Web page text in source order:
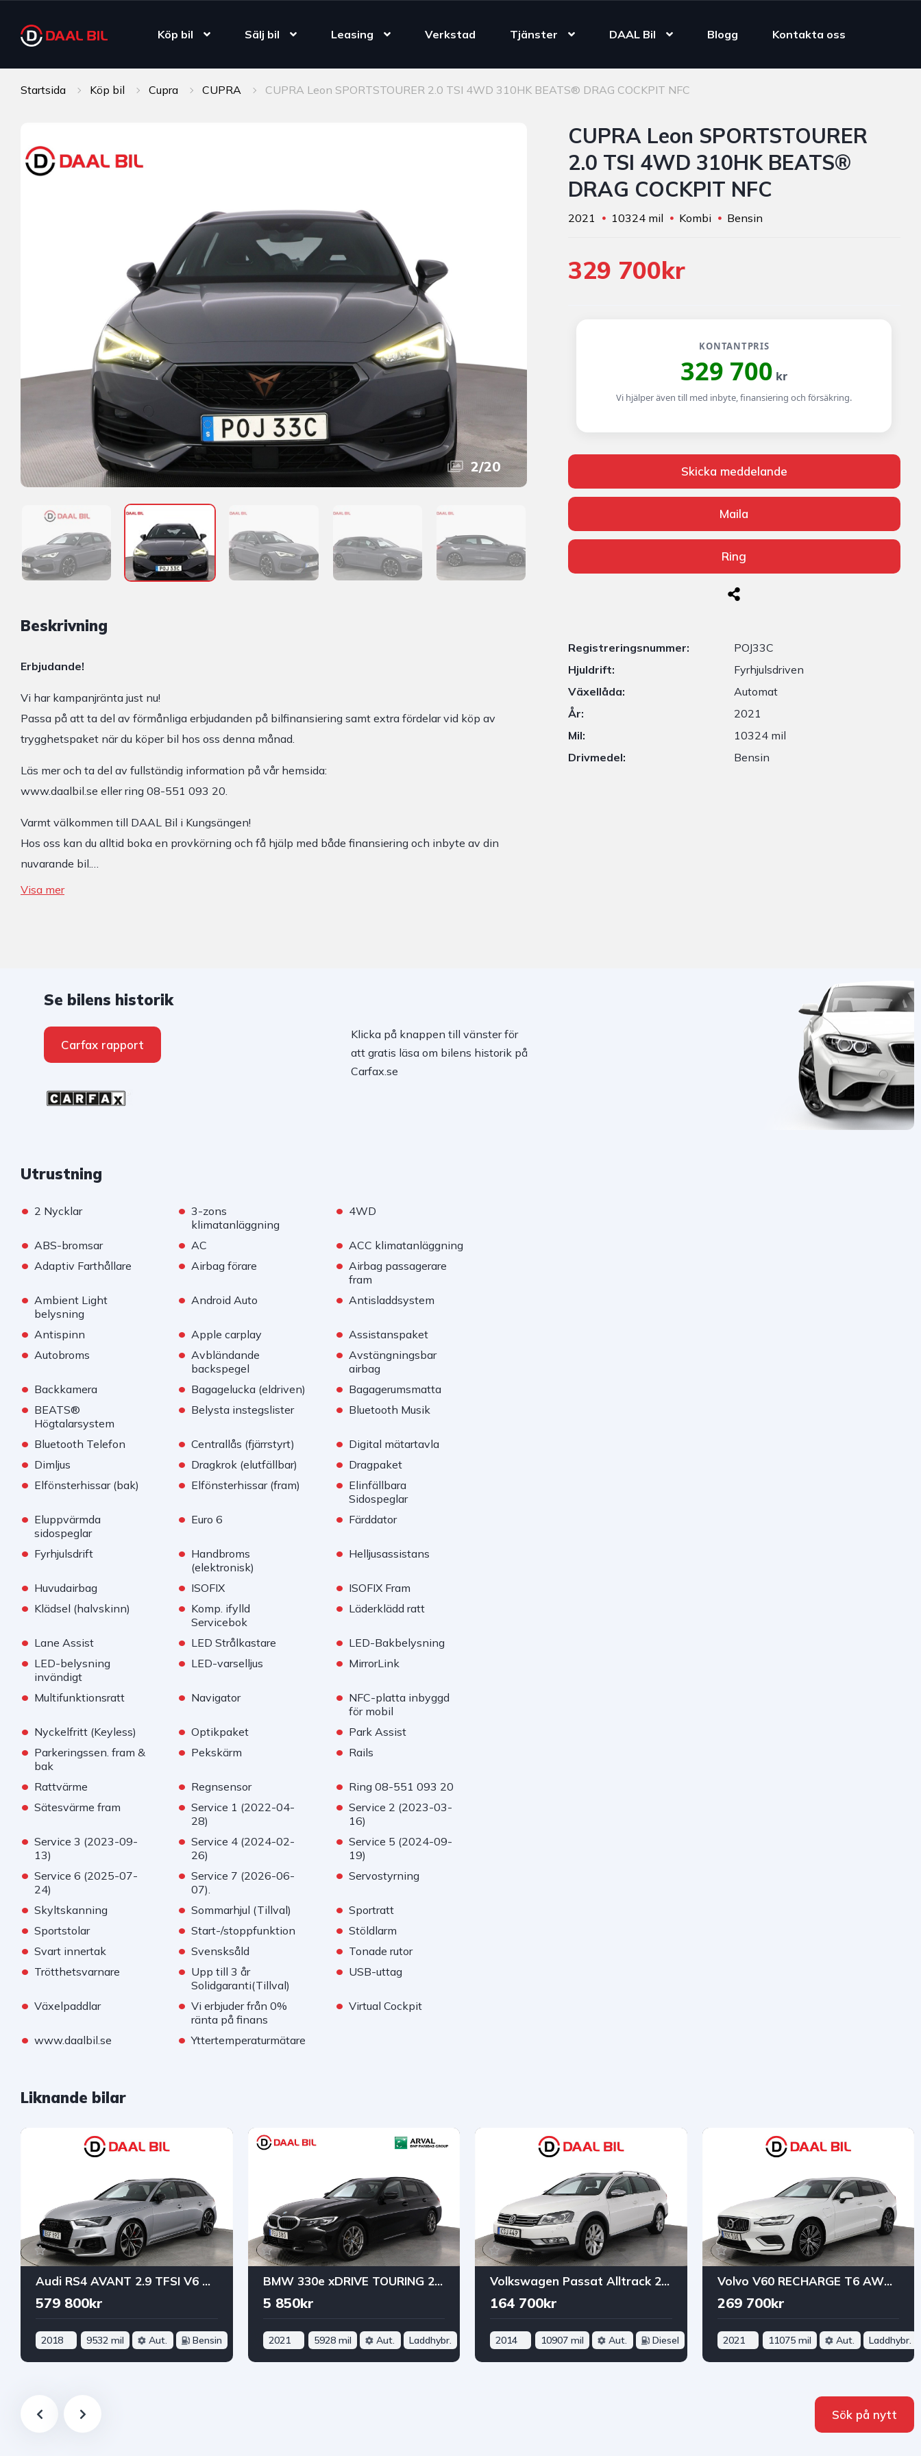
Köp bil Sälj bil Leasing Verkstad Tjänster DAAL Bil Blogg Kontakta oss
Startsida Köp bil Cupra CUPRA CUPRA Leon SPORTSTOURER 2.0 TSI 4WD 310HK BEATS® DRAG COCKPIT NFC
2/20
Beskrivning
Erbjudande!
Vi har kampanjränta just nu!
Passa på att ta del av förmånliga erbjudanden på bilfinansiering samt extra fördelar vid köp av
trygghetspaket när du köper bil hos oss denna månad.
Läs mer och ta del av fullständig information på vår hemsida:
www.daalbil.se eller ring 08-551 093 20.
Varmt välkommen till DAAL Bil i Kungsängen!
Hos oss kan du alltid boka en provkörning och få hjälp med både finansiering och inbyte av din
nuvarande bil.…
Visa mer
CUPRA Leon SPORTSTOURER
2.0 TSI 4WD 310HK BEATS®
DRAG COCKPIT NFC
2021 10324 mil Kombi Bensin
329 700kr
KONTANTPRIS
329 700 kr
Vi hjälper även till med inbyte, finansiering och försäkring.
Skicka meddelande
Maila
Ring
Registreringsnummer:
POJ33C
Hjuldrift:
Fyrhjulsdriven
Växellåda:
Automat
År:
2021
Mil:
10324 mil
Drivmedel:
Bensin
Se bilens historik
Carfax rapport
Klicka på knappen till vänster för
att gratis läsa om bilens historik på
Carfax.se
Utrustning
• 2 Nycklar • 3-zons
klimatanläggning
• 4WD
• ABS-bromsar • AC • ACC klimatanläggning
• Adaptiv Farthållare • Airbag förare • Airbag passagerare
fram
• Ambient Light
belysning
• Android Auto • Antisladdsystem
• Antispinn • Apple carplay • Assistanspaket
• Autobroms • Avbländande
backspegel
• Avstängningsbar
airbag
• Backkamera • Bagagelucka (eldriven) • Bagagerumsmatta
• BEATS®
Högtalarsystem
• Belysta instegslister • Bluetooth Musik
• Bluetooth Telefon • Centrallås (fjärrstyrt) • Digital mätartavla
• Dimljus • Dragkrok (elutfällbar) • Dragpaket
• Elfönsterhissar (bak) • Elfönsterhissar (fram) • Elinfällbara
Sidospeglar
• Eluppvärmda
sidospeglar
• Euro 6 • Färddator
• Fyrhjulsdrift • Handbroms
(elektronisk)
• Helljusassistans
• Huvudairbag • ISOFIX • ISOFIX Fram
• Klädsel (halvskinn) • Komp. ifylld
Servicebok
• Läderklädd ratt
• Lane Assist • LED Strålkastare • LED-Bakbelysning
• LED-belysning
invändigt
• LED-varselljus • MirrorLink
• Multifunktionsratt • Navigator • NFC-platta inbyggd
för mobil
• Nyckelfritt (Keyless) • Optikpaket • Park Assist
• Parkeringssen. fram &
bak
• Pekskärm • Rails
• Rattvärme • Regnsensor • Ring 08-551 093 20
• Sätesvärme fram • Service 1 (2022-04-
28)
• Service 2 (2023-03-
16)
• Service 3 (2023-09-
13)
• Service 4 (2024-02-
26)
• Service 5 (2024-09-
19)
• Service 6 (2025-07-
24)
• Service 7 (2026-06-
07).
• Servostyrning
• Skyltskanning • Sommarhjul (Tillval) • Sportratt
• Sportstolar • Start-/stoppfunktion • Stöldlarm
• Svart innertak • Svensksåld • Tonade rutor
• Trötthetsvarnare • Upp till 3 år
Solidgaranti(Tillval)
• USB-uttag
• Växelpaddlar • Vi erbjuder från 0%
ränta på finans
• Virtual Cockpit
• www.daalbil.se • Yttertemperaturmätare
Liknande bilar
Audi RS4 AVANT 2.9 TFSI V6 QUATTRO 450HK PANO B&O® B-KAM 3-ZON
579 800kr
2018 9532 mil Aut. Bensin
BMW 330e xDRIVE TOURING 292HK SPORT LINE PRIVAT/FÖRETAGSLEASING
5 850kr
2021 5928 mil Aut. Laddhybr.
Volkswagen Passat Alltrack 2.0 TDI 4M 177HK PREMIUM B-KAM NAVI PANO BI-XENON
164 700kr
2014 10907 mil Aut. Diesel
Volvo V60 RECHARGE T6 AWD 341HK MOMENTUM DRAG B-KAM NAVI HIGH PER
269 700kr
2021 11075 mil Aut. Laddhybr.
Sök på nytt